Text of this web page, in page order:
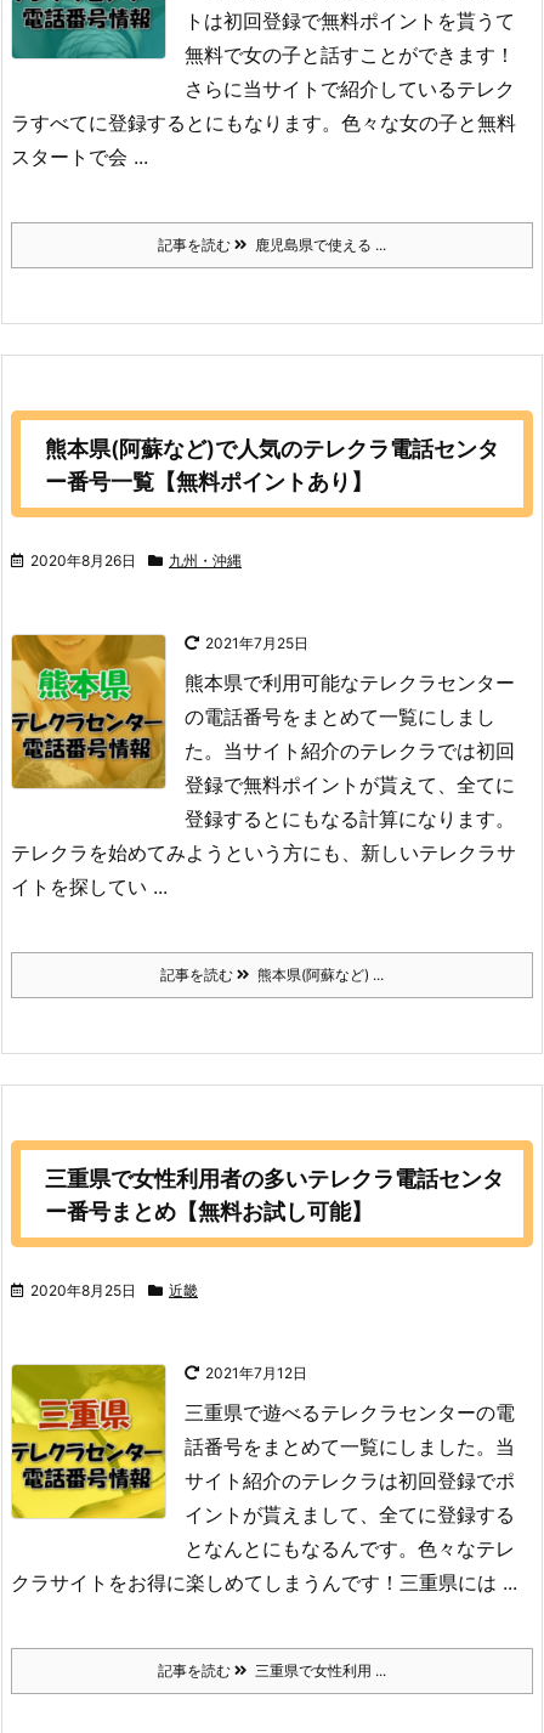
トは初回登録で無料ポイントを貰うて
無料で女の子と話すことができます！
さらに当サイトで紹介しているテレク
ラすべてに登録するとにもなります。色々な女の子と無料
スタートで会 ...
記事を読む 鹿児島県で使える ...
熊本県(阿蘇など)で人気のテレクラ電話センタ
ー番号一覧【無料ポイントあり】
2020年8月26日 九州・沖縄
2021年7月25日
熊本県で利用可能なテレクラセンター
の電話番号をまとめて一覧にしまし
た。当サイト紹介のテレクラでは初回
登録で無料ポイントが貰えて、全てに
登録するとにもなる計算になります。
テレクラを始めてみようという方にも、新しいテレクラサ
イトを探してい ...
記事を読む 熊本県(阿蘇など) ...
三重県で女性利用者の多いテレクラ電話センタ
ー番号まとめ【無料お試し可能】
2020年8月25日 近畿
2021年7月12日
三重県で遊べるテレクラセンターの電
話番号をまとめて一覧にしました。当
サイト紹介のテレクラは初回登録でポ
イントが貰えまして、全てに登録する
となんとにもなるんです。色々なテレ
クラサイトをお得に楽しめてしまうんです！ 三重県には ...
記事を読む 三重県で女性利用 ...